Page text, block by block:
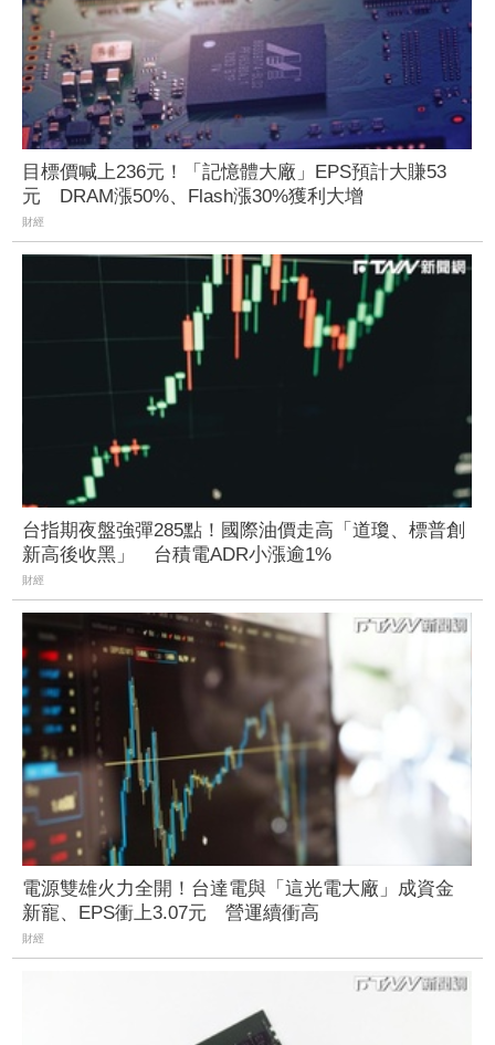
目標價喊上236元！「記憶體大廠」EPS預計大賺53
元 DRAM漲50%、Flash漲30%獲利大增
財經
台指期夜盤強彈285點！國際油價走高「道瓊、標普創
新高後收黑」 台積電ADR小漲逾1%
財經
電源雙雄火力全開！台達電與「這光電大廠」成資金
新寵、EPS衝上3.07元 營運續衝高
財經